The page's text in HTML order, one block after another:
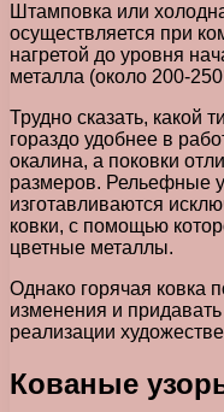
Штамповка или
осуществляется при
нагретой до уровня
металла (около 200-
Трудно сказать, какой
гораздо удобнее в
окалина, а поковки
размеров. Рельефные
изготавливаются
ковки, с помощью
цветные металлы.
Однако горячая ковка
изменения и
реализации
Кованые